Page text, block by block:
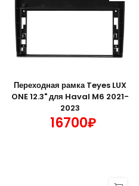
Переходная рамка Teyes LUX
ONE 12.3" для Haval M6 2021-
2023
16700₽